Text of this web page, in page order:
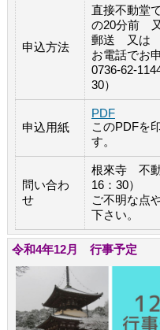
申込方法
直接不動堂
の20分前
郵送 又は
お電話でお
0736-62-
30）
申込用紙
PDF
このPDFを
す。
問い合わ
せ
根來寺 不
16：30）
ご不明な点
下さい。
令和4年12月 行事予定